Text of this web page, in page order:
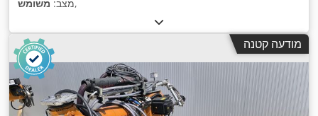
מצב: משומש ,
מודעה קטנה